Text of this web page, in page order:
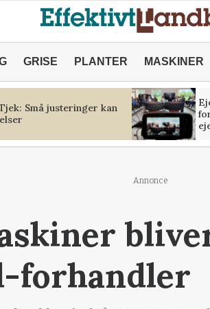
GRISE PLANTER MASKINER
Små justeringer kan
Annonce
forhandler